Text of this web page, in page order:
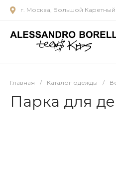
г. Москва, Большой Каретный
Главная / Каталог одежды /
Парка для